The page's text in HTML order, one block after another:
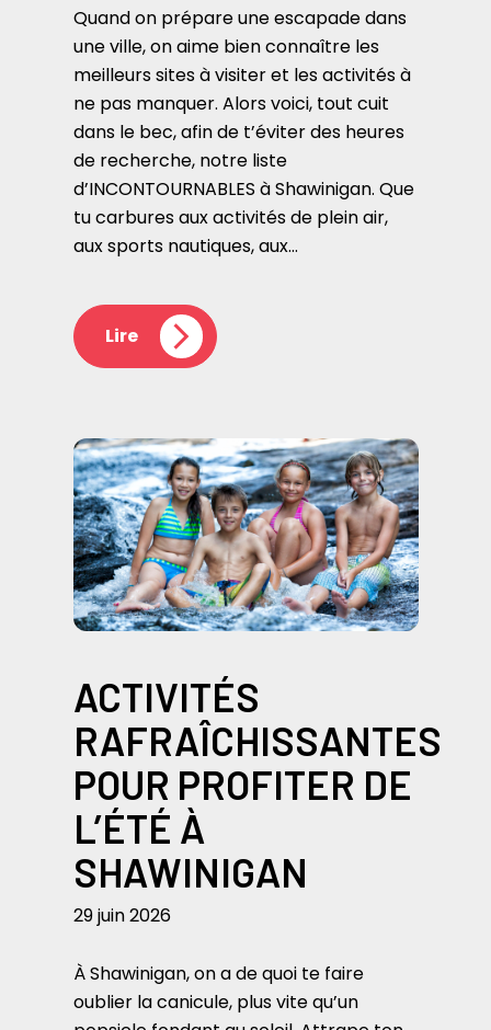
Quand on prépare une escapade dans
une ville, on aime bien connaître les
meilleurs sites à visiter et les activités à
ne pas manquer. Alors voici, tout cuit
dans le bec, afin de t’éviter des heures
de recherche, notre liste
d’INCONTOURNABLES à Shawinigan. Que
tu carbures aux activités de plein air,
aux sports nautiques, aux…
Lire
ACTIVITÉS
RAFRAÎCHISSANTES
POUR PROFITER DE
L’ÉTÉ À
SHAWINIGAN
29 juin 2026
À Shawinigan, on a de quoi te faire
oublier la canicule, plus vite qu’un